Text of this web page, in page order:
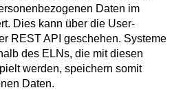
Daten im
Dies kann über die User-
REST API geschehen. Systeme
des ELNs, die mit diesen
werden, speichern somit
Daten.